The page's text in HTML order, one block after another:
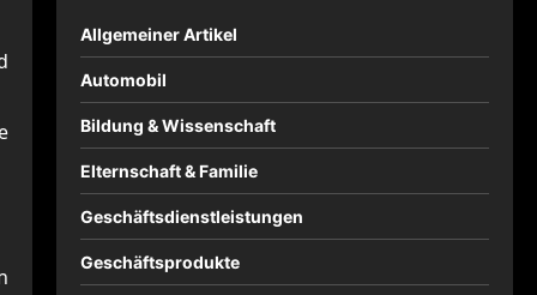
Allgemeiner Artikel
Automobil
Bildung & Wissenschaft
Elternschaft & Familie
Geschäftsdienstleistungen
Geschäftsprodukte